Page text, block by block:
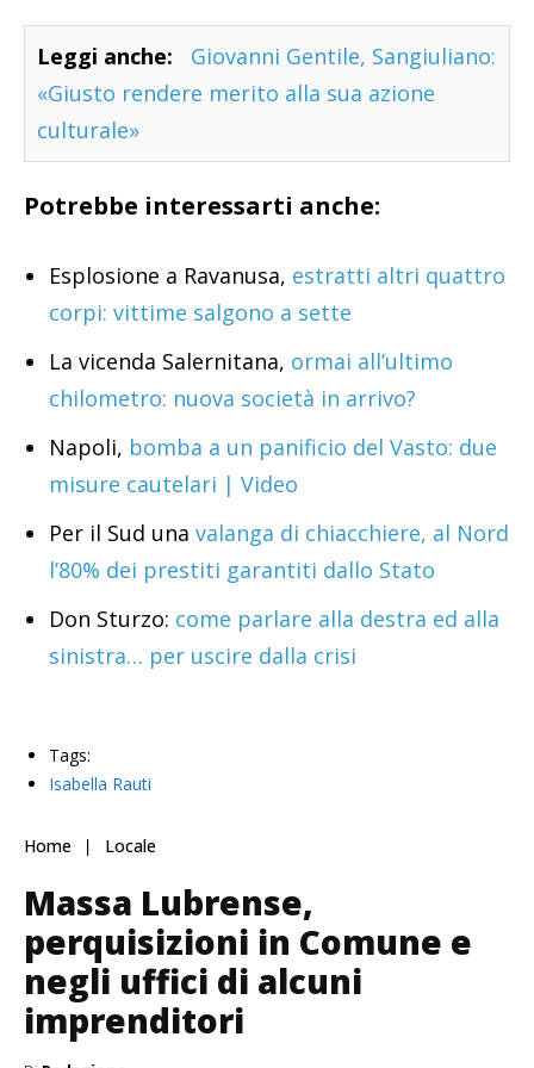
Leggi anche:
Giovanni Gentile, Sangiuliano:
«Giusto rendere merito alla sua azione
culturale»
Potrebbe interessarti anche:
Esplosione a Ravanusa, estratti altri quattro
corpi: vittime salgono a sette
La vicenda Salernitana, ormai all’ultimo
chilometro: nuova società in arrivo?
Napoli, bomba a un panificio del Vasto: due
misure cautelari | Video
Per il Sud una valanga di chiacchiere, al Nord
l’80% dei prestiti garantiti dallo Stato
Don Sturzo: come parlare alla destra ed alla
sinistra… per uscire dalla crisi
Tags:
Isabella Rauti
Home Locale
Massa Lubrense,
perquisizioni in Comune e
negli uffici di alcuni
imprenditori